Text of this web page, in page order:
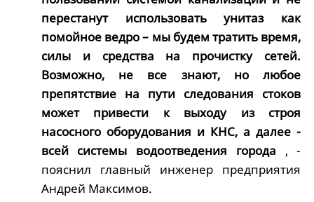
перестанут использовать унитаз как
помойное ведро – мы будем тратить время,
силы и средства на прочистку сетей.
Возможно, не все знают, но любое
препятствие на пути следования стоков
может привести к выходу из строя
насосного оборудования и КНС, а далее -
всей системы водоотведения города , -
пояснил главный инженер предприятия
Андрей Максимов.